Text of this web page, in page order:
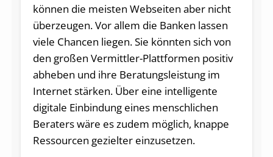
können die meisten Webseiten aber nicht
überzeugen. Vor allem die Banken lassen
viele Chancen liegen. Sie könnten sich von
den großen Vermittler-Plattformen positiv
abheben und ihre Beratungsleistung im
Internet stärken. Über eine intelligente
digitale Einbindung eines menschlichen
Beraters wäre es zudem möglich, knappe
Ressourcen gezielter einzusetzen.